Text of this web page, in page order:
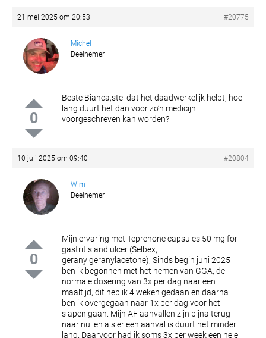
21 mei 2025 om 20:53 #20775
Michel
Deelnemer
0
Beste Bianca,stel dat het daadwerkelijk helpt, hoe
lang duurt het dan voor zo’n medicijn
voorgeschreven kan worden?
10 juli 2025 om 09:40 #20804
Wim
Deelnemer
0
Mijn ervaring met Teprenone capsules 50 mg for
gastritis and ulcer (Selbex,
geranylgeranylacetone), Sinds begin juni 2025
ben ik begonnen met het nemen van GGA, de
normale dosering van 3x per dag naar een
maaltijd, dit heb ik 4 weken gedaan en daarna
ben ik overgegaan naar 1x per dag voor het
slapen gaan. Mijn AF aanvallen zijn bijna terug
naar nul en als er een aanval is duurt het minder
lang. Daarvoor had ik soms 3x per week een hele